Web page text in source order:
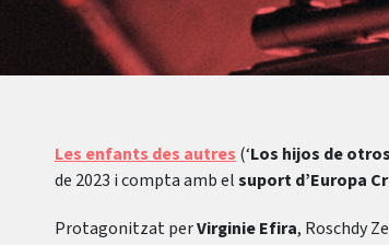
Les enfants des autres (‘Los hijos de
de 2023 i compta amb elsuport d’Europa
Protagonitzat perVirginie Efira, Roschdy